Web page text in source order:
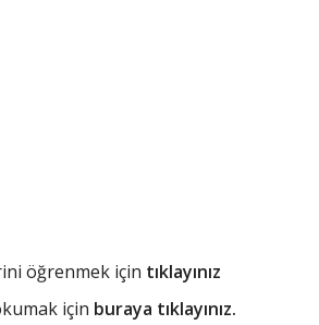
öğrenmek için tıklayınız
için buraya tıklayınız.